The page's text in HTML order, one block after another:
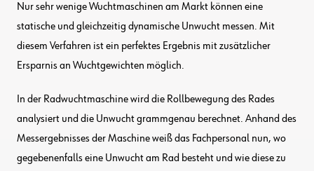
Nur sehr wenige Wuchtmaschinen am Markt können eine
statische und gleichzeitig dynamische Unwucht messen. Mit
diesem Verfahren ist ein perfektes Ergebnis mit zusätzlicher
Ersparnis an Wuchtgewichten möglich.
In der Radwuchtmaschine wird die Rollbewegung des Rades
analysiert und die Unwucht grammgenau berechnet. Anhand des
Messergebnisses der Maschine weiß das Fachpersonal nun, wo
gegebenenfalls eine Unwucht am Rad besteht und wie diese zu